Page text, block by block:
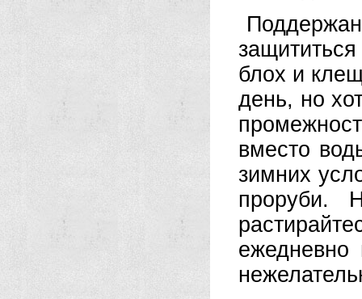
блох и
день, но
вместо
зимних
проруби.